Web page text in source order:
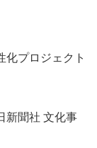
化プロジェクト
新聞社 文化事